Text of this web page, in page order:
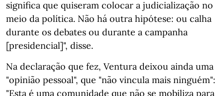
significa que quiseram colocar a judicialização no
meio da política. Não há outra hipótese: ou calha
durante os debates ou durante a campanha
[presidencial]", disse.
Na declaração que fez, Ventura deixou ainda uma
"opinião pessoal", que "não vincula mais ninguém":
"Esta é uma comunidade que não se mobiliza para